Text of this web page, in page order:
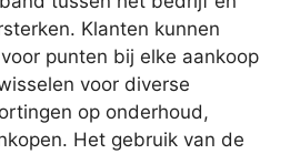
Klanten kunnen
punten bij elke aankoop
voor diverse
op onderhoud,
Het gebruik van de